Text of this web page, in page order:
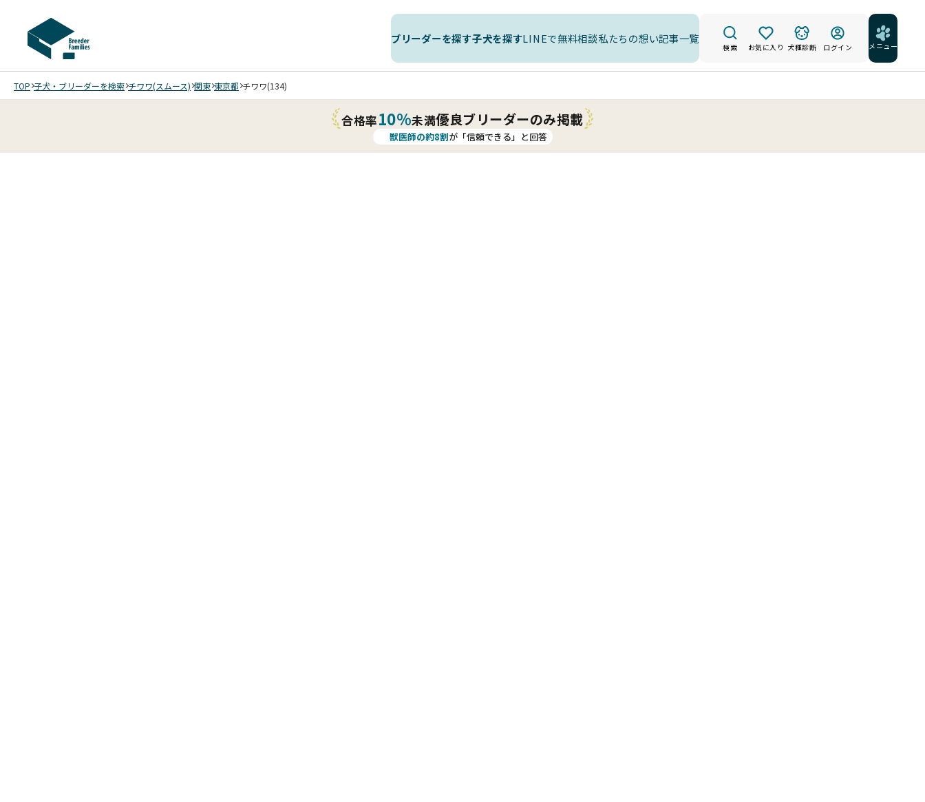
ブリーダーを探す子犬を探すLINEで無料相談私たちの想い記事一覧
検索 お気に入り 犬種診断 ログイン メニュー
TOP 子犬・ブリーダーを検索 チワワ(スムース) 関東 東京都 チワワ(134)
合格率10%未満優良ブリーダーのみ掲載
獣医師の約8割が「信頼できる」と回答